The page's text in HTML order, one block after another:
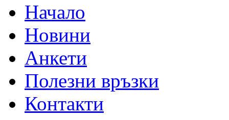
Начало
Новини
Анкети
Полезни връзки
Контакти